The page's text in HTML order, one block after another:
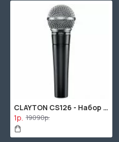
CLAYTON CS126 - Набор медиаторов 48 шт. Клейтон
1р. 19090р.